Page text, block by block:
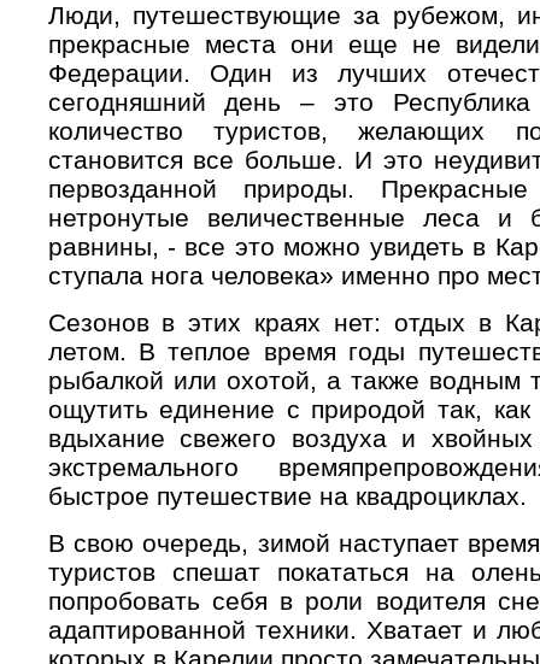
Люди, путешествующие за рубежом,
прекрасные места они еще не
Федерации. Один из лучших
сегодняшний день – это
количество туристов, желающих
становится все больше. И это
первозданной природы.
нетронутые величественные леса и
равнины, - все это можно увидеть в
ступала нога человека» именно про
Сезонов в этих краях нет: отдых в
летом. В теплое время годы
рыбалкой или охотой, а также водным
ощутить единение с природой так,
вдыхание свежего воздуха и
экстремального
быстрое путешествие на квадроциклах.
В свою очередь, зимой наступает
туристов спешат покататься на
попробовать себя в роли водителя
адаптированной техники. Хватает и